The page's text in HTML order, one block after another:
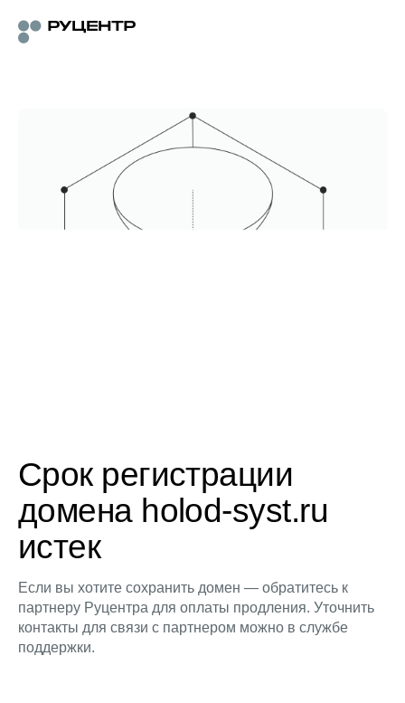
Срок регистрации
домена holod-syst.ru
истек
Если вы хотите сохранить домен — обратитесь к
партнеру Руцентра для оплаты продления. Уточнить
контакты для связи с партнером можно в службе
поддержки.